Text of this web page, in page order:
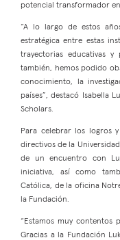
potencial transformador
“A lo largo de estos
estratégica entre estas
trayectorias educativas y
también, hemos podido
conocimiento, la
países”, destacó Isabella
Scholars.
Para celebrar los logros
directivos de la
de un encuentro con
iniciativa, así como
Católica, de la oficina
la Fundación.
“Estamos muy contentos
Gracias a la Fundación